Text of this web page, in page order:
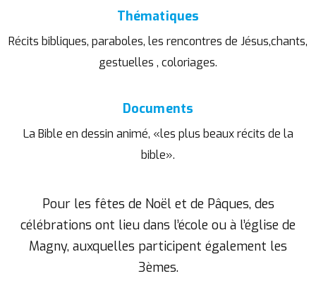
Thématiques
Récits bibliques, paraboles, les rencontres de Jésus,chants,
gestuelles , coloriages.
Documents
La Bible en dessin animé, «les plus beaux récits de la
bible».
Pour les fêtes de Noël et de Pâques, des
célébrations ont lieu dans l’école ou à l’église de
Magny, auxquelles participent également les
3èmes.